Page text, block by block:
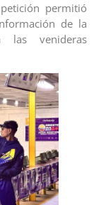
permitió
de la
las venideras